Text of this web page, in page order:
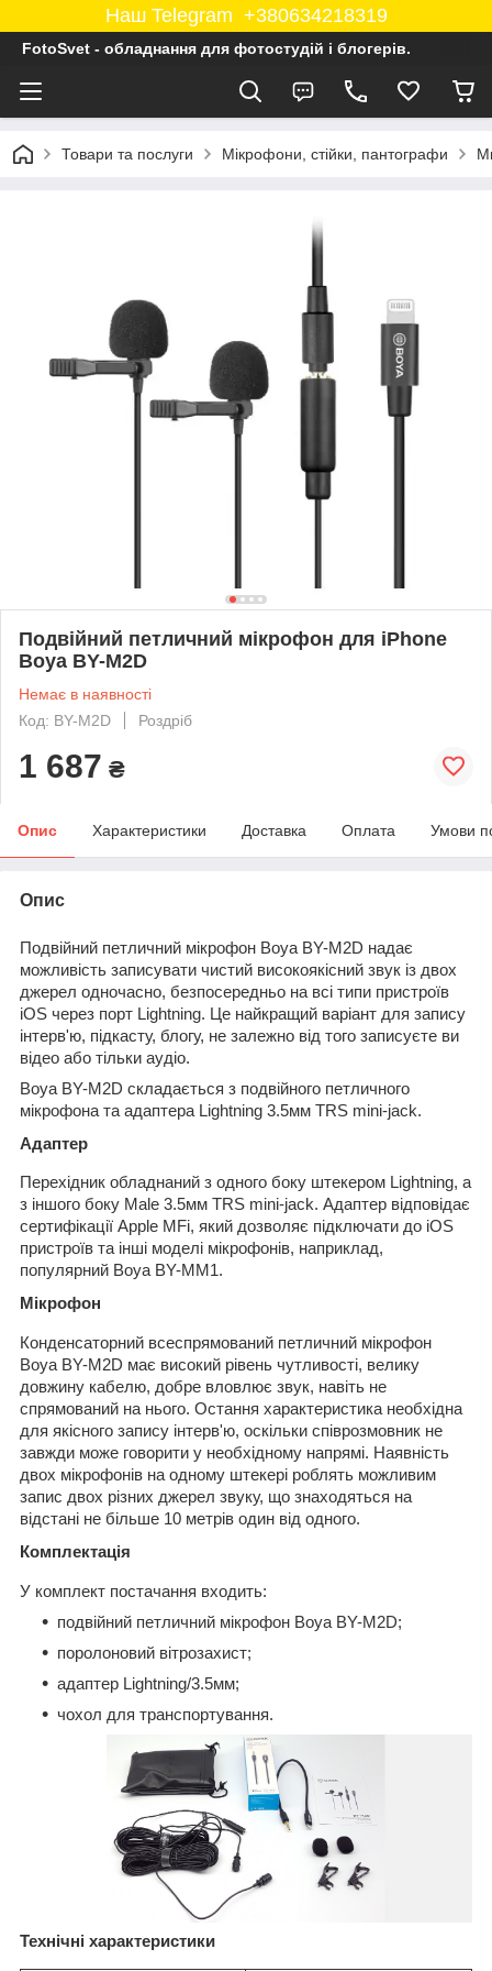
Наш Telegram +380634218319
FotoSvet - обладнання для фотостудій і блогерів.
Товари та послуги Мікрофони, стійки, пантографи
Подвійний петличний мікрофон для iPhone
Boya BY-M2D
Немає в наявності
Код: BY-M2D
Роздріб
1 687 ₴
Опис Характеристики Доставка Оплата Умови
Опис
Подвійний петличний мікрофон Boya BY-M2D надає
можливість записувати чистий високоякісний звук із двох
джерел одночасно, безпосередньо на всі типи пристроїв
iOS через порт Lightning. Це найкращий варіант для запису
інтерв'ю, підкасту, блогу, не залежно від того записуєте ви
відео або тільки аудіо.
Boya BY-M2D складається з подвійного петличного
мікрофона та адаптера Lightning 3.5мм TRS mini-jack.
Адаптер
Перехідник обладнаний з одного боку штекером Lightning, а
з іншого боку Male 3.5мм TRS mini-jack. Адаптер відповідає
сертифікації Apple MFi, який дозволяє підключати до iOS
пристроїв та інші моделі мікрофонів, наприклад,
популярний Boya BY-MM1.
Мікрофон
Конденсаторний всеспрямований петличний мікрофон
Boya BY-M2D має високий рівень чутливості, велику
довжину кабелю, добре вловлює звук, навіть не
спрямований на нього. Остання характеристика необхідна
для якісного запису інтерв'ю, оскільки співрозмовник не
завжди може говорити у необхідному напрямі. Наявність
двох мікрофонів на одному штекері роблять можливим
запис двох різних джерел звуку, що знаходяться на
відстані не більше 10 метрів один від одного.
Комплектація
У комплект постачання входить:
подвійний петличний мікрофон Boya BY-M2D;
поролоновий вітрозахист;
адаптер Lightning/3.5мм;
чохол для транспортування.
Технічні характеристики